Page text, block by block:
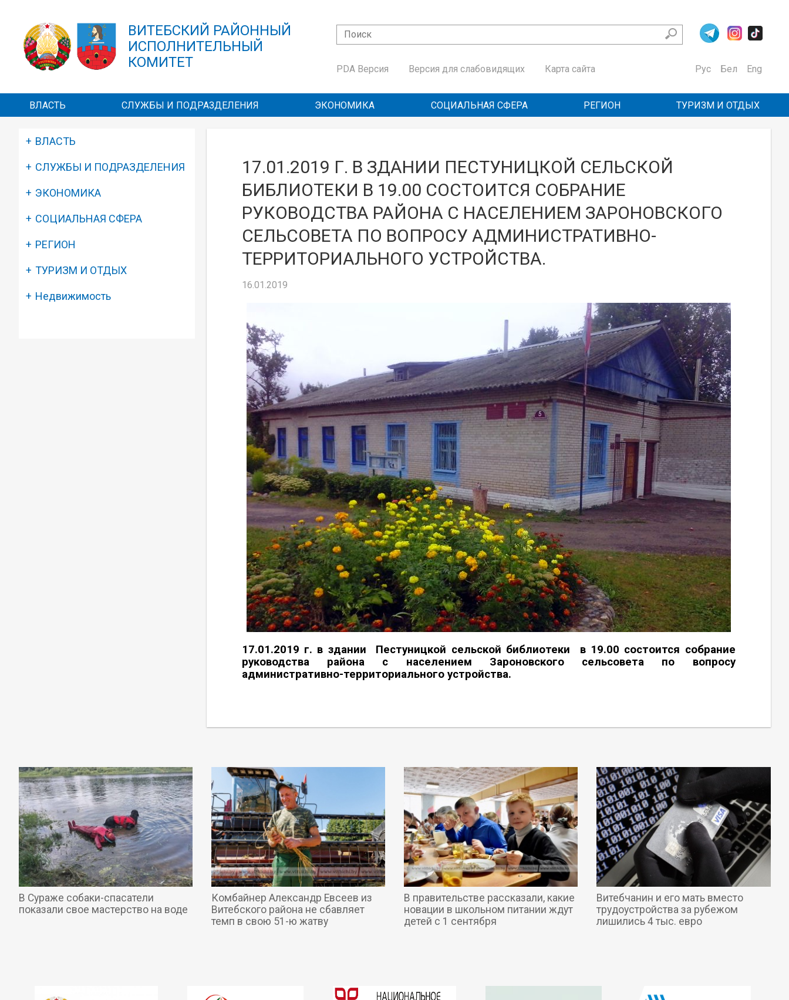
ВИТЕБСКИЙ РАЙОННЫЙ
ИСПОЛНИТЕЛЬНЫЙ
КОМИТЕТ
Форма поиска
Поиск
PDA Версия Версия для слабовидящих Карта сайта Рус Бел Eng
ВЛАСТЬ СЛУЖБЫ И ПОДРАЗДЕЛЕНИЯ ЭКОНОМИКА СОЦИАЛЬНАЯ СФЕРА РЕГИОН ТУРИЗМ И ОТДЫХ
ВЛАСТЬ
СЛУЖБЫ И ПОДРАЗДЕЛЕНИЯ
ЭКОНОМИКА
СОЦИАЛЬНАЯ СФЕРА
РЕГИОН
ТУРИЗМ И ОТДЫХ
Недвижимость
17.01.2019 Г. В ЗДАНИИ ПЕСТУНИЦКОЙ СЕЛЬСКОЙ
БИБЛИОТЕКИ В 19.00 СОСТОИТСЯ СОБРАНИЕ
РУКОВОДСТВА РАЙОНА С НАСЕЛЕНИЕМ ЗАРОНОВСКОГО
СЕЛЬСОВЕТА ПО ВОПРОСУ АДМИНИСТРАТИВНО-
ТЕРРИТОРИАЛЬНОГО УСТРОЙСТВА.
16.01.2019
17.01.2019 г. в здании Пестуницкой сельской библиотеки в 19.00 состоится собрание
руководства района с населением Зароновского сельсовета по вопросу
административно-территориального устройства.
В Сураже собаки-спасатели
показали свое мастерство на воде
Комбайнер Александр Евсеев из
Витебского района не сбавляет
темп в свою 51-ю жатву
В правительстве рассказали, какие
новации в школьном питании ждут
детей с 1 сентября
Витебчанин и его мать вместо
трудоустройства за рубежом
лишились 4 тыс. евро